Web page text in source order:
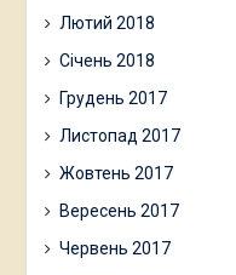
Лютий 2018
Січень 2018
Грудень 2017
Листопад 2017
Жовтень 2017
Вересень 2017
Червень 2017